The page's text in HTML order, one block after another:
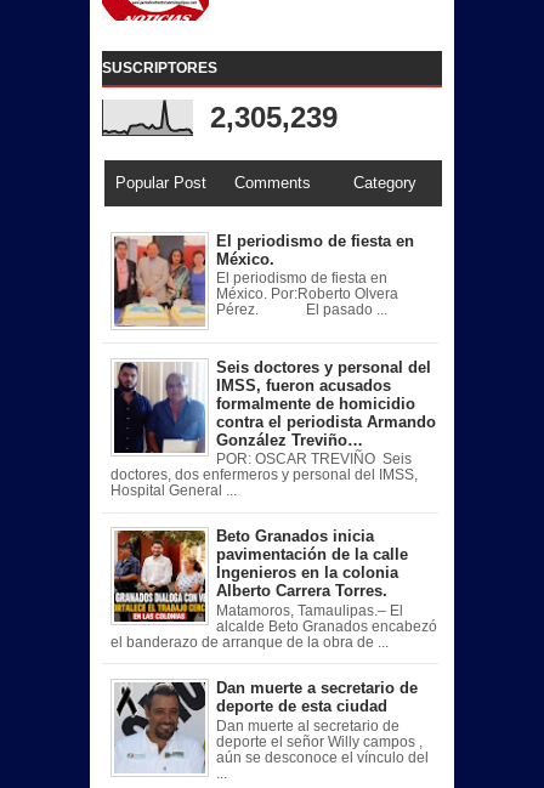
SUSCRIPTORES
2,305,239
Popular Post Comments Category
El periodismo de fiesta en
México.
El periodismo de fiesta en
México. Por:Roberto Olvera
Pérez. El pasado ...
Seis doctores y personal del
IMSS, fueron acusados
formalmente de homicidio
contra el periodista Armando
González Treviño…
POR: OSCAR TREVIÑO Seis
doctores, dos enfermeros y personal del IMSS,
Hospital General ...
Beto Granados inicia
pavimentación de la calle
Ingenieros en la colonia
Alberto Carrera Torres.
Matamoros, Tamaulipas.– El
alcalde Beto Granados encabezó
el banderazo de arranque de la obra de ...
Dan muerte a secretario de
deporte de esta ciudad
Dan muerte al secretario de
deporte el señor Willy campos ,
aún se desconoce el vínculo del